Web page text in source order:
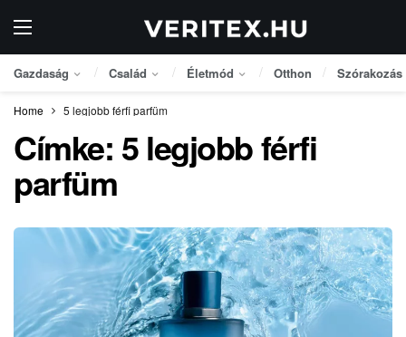
Gazdaság Család Életmód Otthon Szórakozás
Home 5 legjobb férfi parfüm
Címke: 5 legjobb férfi
parfüm